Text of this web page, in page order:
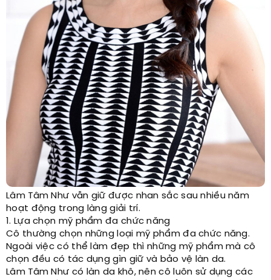
Lâm Tâm Như vẫn giữ được nhan sắc sau nhiều năm
hoạt động trong làng giải trí.
1. Lựa chọn mỹ phẩm đa chức năng
Cô thường chọn những loại mỹ phẩm đa chức năng.
Ngoài việc có thể làm đẹp thì những mỹ phẩm mà cô
chọn đều có tác dụng gìn giữ và bảo vệ làn da.
Lâm Tâm Như có làn da khô, nên cô luôn sử dụng các